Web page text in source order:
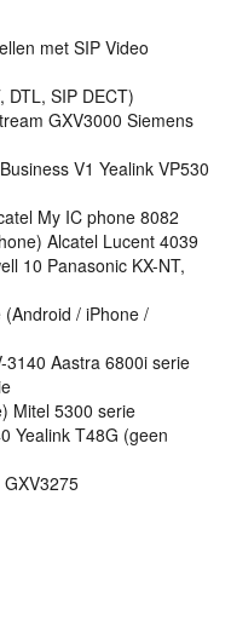
met SIP Video
DTL, SIP DECT)
GXV3000 Siemens
V1 Yealink VP530
My IC phone 8082
Alcatel Lucent 4039
10 Panasonic KX-NT,
/ iPhone /
-3140 Aastra 6800i serie
Mitel 5300 serie
Yealink T48G (geen